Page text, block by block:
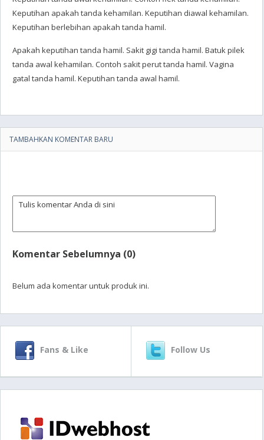
Keputihan apakah tanda kehamilan. Keputihan diawal kehamilan.
Keputihan berlebihan apakah tanda hamil.
Apakah keputihan tanda hamil. Sakit gigi tanda hamil. Batuk pilek
tanda awal kehamilan. Contoh sakit perut tanda hamil. Vagina
gatal tanda hamil. Keputihan tanda awal hamil.
TAMBAHKAN KOMENTAR BARU
Komentar Sebelumnya (0)
Belum ada komentar untuk produk ini.
Fans & Like Follow Us